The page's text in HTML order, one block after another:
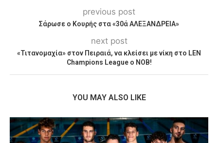
previous post
Σάρωσε ο Κουρής στα «30ά ΑΛΕΞΑΝΔΡΕΙΑ»
next post
«Τιτανομαχία» στον Πειραιά, να κλείσει με νίκη στο LEN
Champions League ο ΝΟΒ!
YOU MAY ALSO LIKE